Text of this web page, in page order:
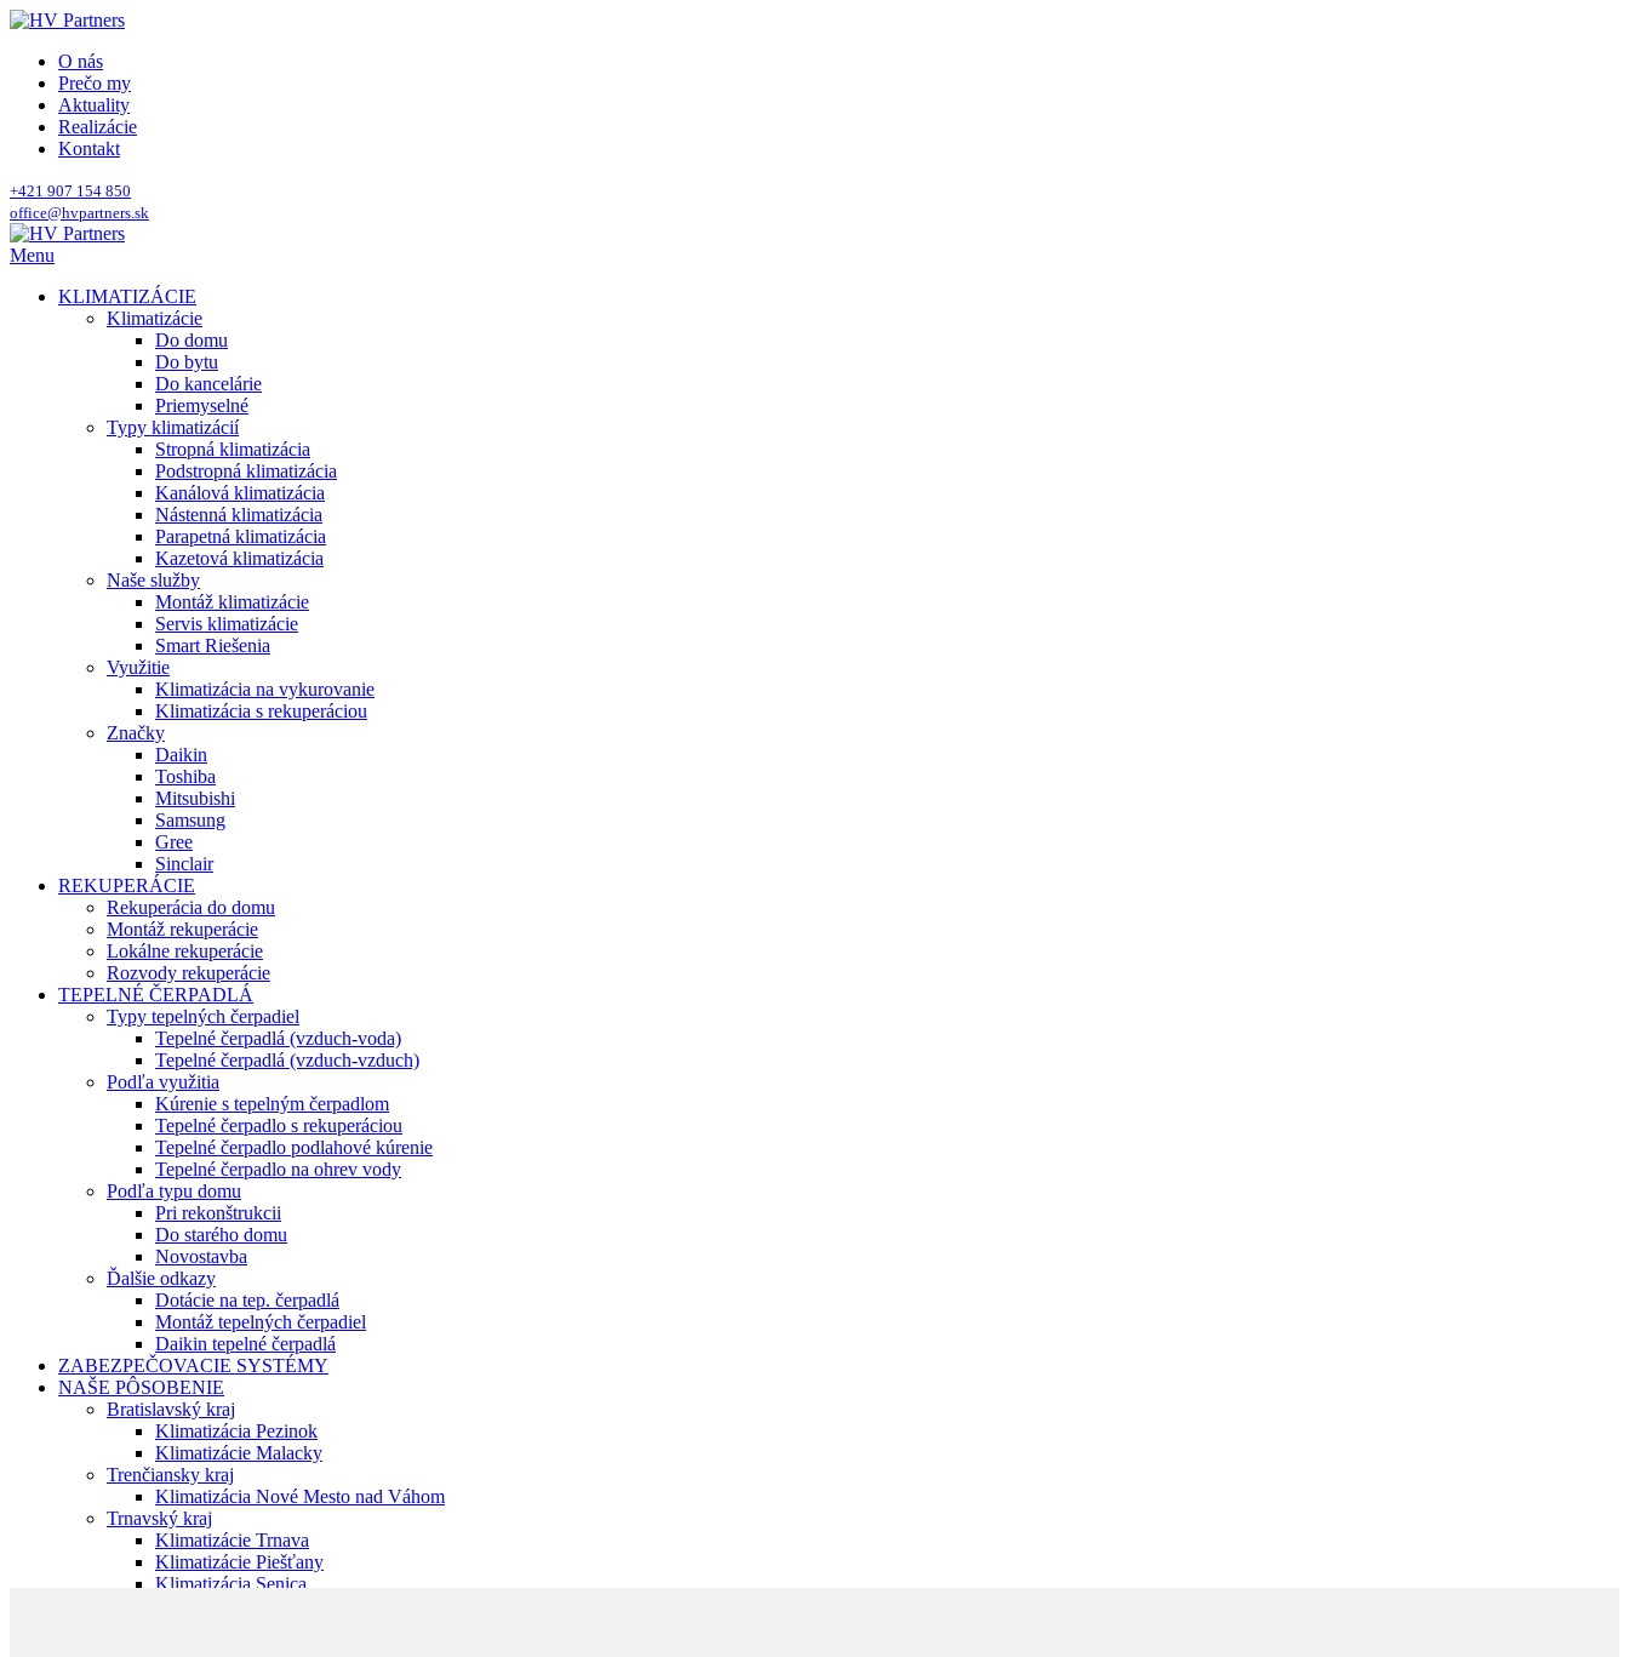
O nás
Prečo my
Aktuality
Realizácie
Kontakt
+421 907 154 850
office@hvpartners.sk
Menu
KLIMATIZÁCIE
Klimatizácie
Do domu
Do bytu
Do kancelárie
Priemyselné
Typy klimatizácií
Stropná klimatizácia
Podstropná klimatizácia
Kanálová klimatizácia
Nástenná klimatizácia
Parapetná klimatizácia
Kazetová klimatizácia
Naše služby
Montáž klimatizácie
Servis klimatizácie
Smart Riešenia
Využitie
Klimatizácia na vykurovanie
Klimatizácia s rekuperáciou
Značky
Daikin
Toshiba
Mitsubishi
Samsung
Gree
Sinclair
REKUPERÁCIE
Rekuperácia do domu
Montáž rekuperácie
Lokálne rekuperácie
Rozvody rekuperácie
TEPELNÉ ČERPADLÁ
Typy tepelných čerpadiel
Tepelné čerpadlá (vzduch-voda)
Tepelné čerpadlá (vzduch-vzduch)
Podľa využitia
Kúrenie s tepelným čerpadlom
Tepelné čerpadlo s rekuperáciou
Tepelné čerpadlo podlahové kúrenie
Tepelné čerpadlo na ohrev vody
Podľa typu domu
Pri rekonštrukcii
Do starého domu
Novostavba
Ďalšie odkazy
Dotácie na tep. čerpadlá
Montáž tepelných čerpadiel
Daikin tepelné čerpadlá
ZABEZPEČOVACIE SYSTÉMY
NAŠE PÔSOBENIE
Bratislavský kraj
Klimatizácia Pezinok
Klimatizácie Malacky
Trenčiansky kraj
Klimatizácia Nové Mesto nad Váhom
Trnavský kraj
Klimatizácie Trnava
Klimatizácie Piešťany
Klimatizácia Senica